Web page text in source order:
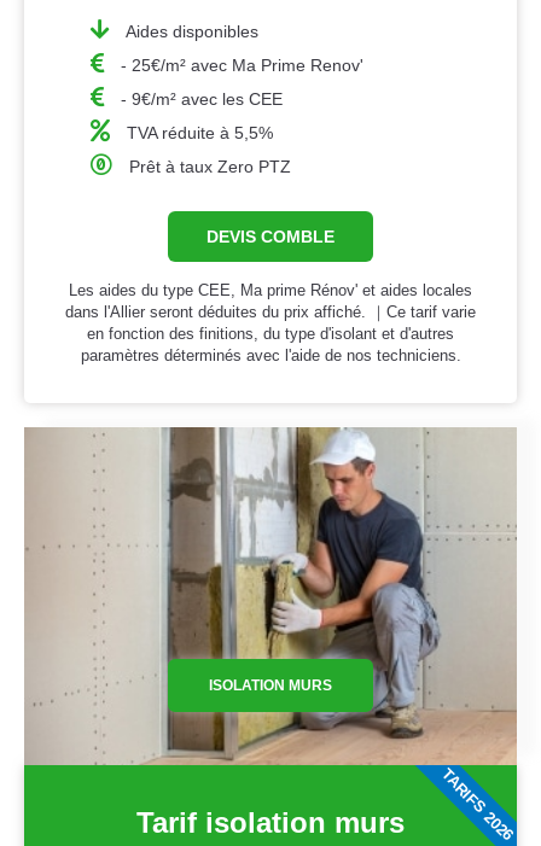
Aides disponibles
- 25€/m² avec Ma Prime Renov'
- 9€/m² avec les CEE
TVA réduite à 5,5%
Prêt à taux Zero PTZ
DEVIS COMBLE
Les aides du type CEE, Ma prime Rénov' et aides locales
dans l'Allier seront déduites du prix affiché. ｜Ce tarif varie
en fonction des finitions, du type d'isolant et d'autres
paramètres déterminés avec l'aide de nos techniciens.
ISOLATION MURS
Tarif isolation murs TARIFS 2026